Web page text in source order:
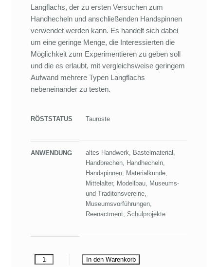
Langflachs, der zu ersten Versuchen zum
Handhecheln und anschließenden Handspinnen
verwendet werden kann. Es handelt sich dabei
um eine geringe Menge, die Interessierten die
Möglichkeit zum Experimentieren zu geben soll
und die es erlaubt, mit vergleichsweise geringem
Aufwand mehrere Typen Langflachs
nebeneinander zu testen.
RÖSTSTATUS Tauröste
ANWENDUNG
altes Handwerk, Bastelmaterial,
Handbrechen, Handhecheln,
Handspinnen, Materialkunde,
Mittelalter, Modellbau, Museums-
und Traditonsvereine,
Museumsvorführungen,
Reenactment, Schulprojekte
In den Warenkorb